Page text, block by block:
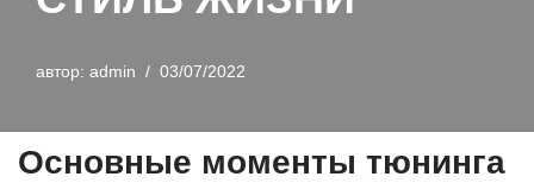
автор: admin 03/07/2022
Основные моменты тюнинга